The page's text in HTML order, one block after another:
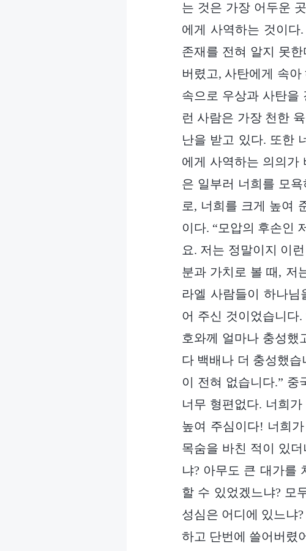
는 것은 가장 어두운
에게 사역하는 것이다
존재를 전혀 알지 못
버렸고, 사탄에게 속
속으로 우상과 사탄을
런 사람은 가장 천한
난을 받고 있다. 또한
에게 사역하는 의의가
은 일부러 너희를 모
로, 너희를 크게 높여
이다. “모압의 후손인
요. 저는 정말이지 이
분과 가치로 볼 때, 저
라엘 사람들이 하나님
어 주신 것이었습니다
호와께 얼마나 충성했
다 백배나 더 충성했
이 전혀 없습니다.” 중
너무 형편없다. 너희
높여 주심이다! 너희
목숨을 바친 적이 있
냐? 아무도 큰 대가를
할 수 있었겠느냐? 모
성심은 어디에 있느냐
하고 단번에 쓸어버렸